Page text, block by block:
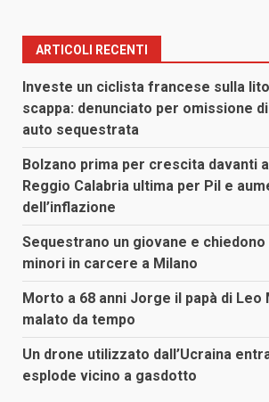
ARTICOLI RECENTI
Investe un ciclista francese sulla
scappa: denunciato per omissione
auto sequestrata
Bolzano prima per crescita davanti
Reggio Calabria ultima per Pil e
dell’inflazione
Sequestrano un giovane e
minori in carcere a Milano
Morto a 68 anni Jorge il papà di Leo
malato da tempo
Un drone utilizzato dall’Ucraina
esplode vicino a gasdotto